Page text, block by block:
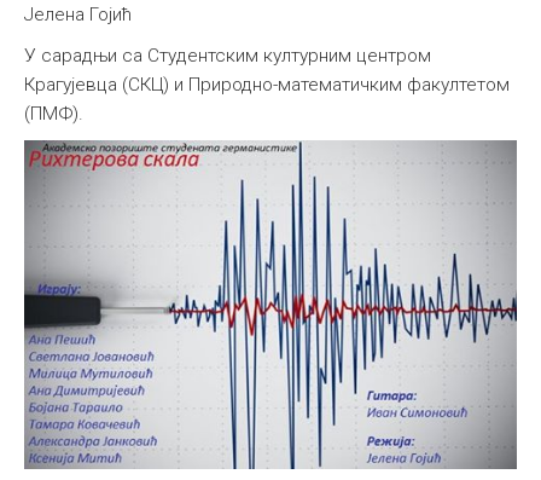
Јелена Гојић
У сарадњи са Студентским културним центром
Крагујевца (СКЦ) и Природно-математичким факултетом
(ПМФ).